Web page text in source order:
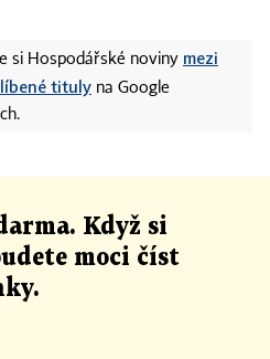
si Hospodářské noviny mezi
tituly na Google
Když si
moci číst
.